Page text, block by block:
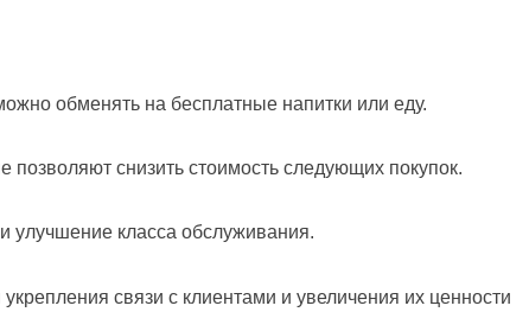
обменять на бесплатные напитки или еду.
снизить стоимость следующих покупок.
улучшение класса обслуживания.
связи с клиентами и увеличения их ценности